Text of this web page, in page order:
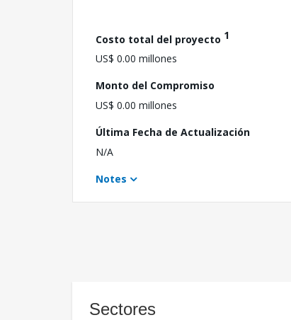
Costo total del proyecto 1
US$ 0.00 millones
Monto del Compromiso
US$ 0.00 millones
Última Fecha de Actualización
N/A
Notes
Sectores